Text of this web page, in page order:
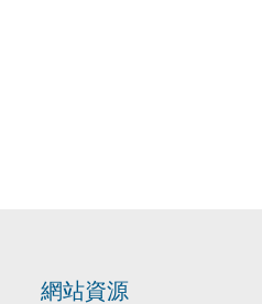
網站資源